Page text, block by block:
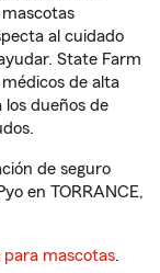
al cuidado
State Farm
de alta
dueños de
de seguro
en TORRANCE,
mascotas.